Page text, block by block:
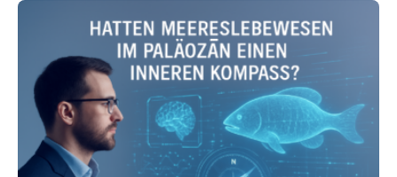
Meeresboden die Eisenverfügbarkeit und den globalen
Stoffkreislauf im Ozean prägen. Die Überblicksstudie
mit dem Titel „Iron’s Irony“ ist in Communications Earth
& Environment erschienen. Die Studie fasst bestehende
Forschungsergebnisse zusammen und interpretiert sie
neu, um zu erklären, wie Eisen, das aus hydrothermalen
Systemen freigesetzt wird, über ganze Ozeanbecken
transportiert werden kann. „Das…